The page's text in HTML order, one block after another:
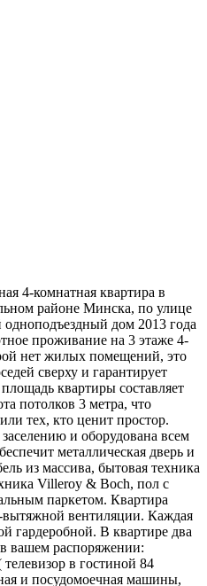
4-комнатная квартира в
районе Минска, по улице
дом 2013 года
проживание на 3 этаже 4-
нет жилых помещений, это
сверху и гарантирует
квартиры составляет
потолков 3 метра, что
тех, кто ценит простор.
и оборудована всем
металлическая дверь и
из массива, бытовая техника
Villeroy & Boch, пол с
паркетом. Квартира
вентиляции. Каждая
гардеробной. В квартире два
вашем распоряжении:
в гостиной 84
и посудомоечная машины,